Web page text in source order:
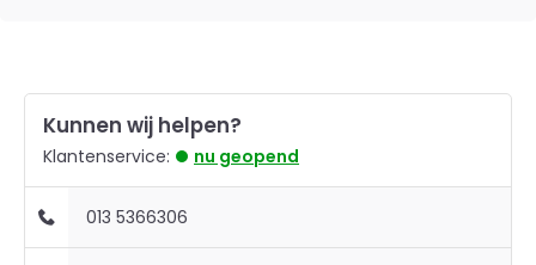
Kunnen wij helpen?
Klantenservice: nu geopend
013 5366306